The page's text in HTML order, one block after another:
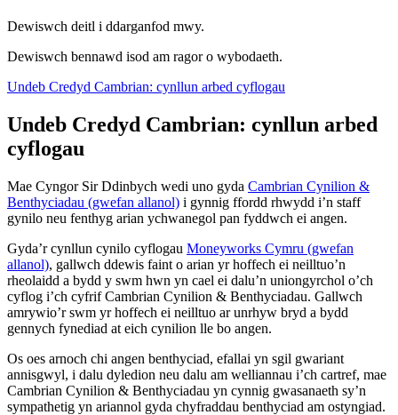
Dewiswch deitl i ddarganfod mwy.
Dewiswch bennawd isod am ragor o wybodaeth.
Undeb Credyd Cambrian: cynllun arbed cyflogau
Undeb Credyd Cambrian: cynllun arbed
cyflogau
Mae Cyngor Sir Ddinbych wedi uno gyda Cambrian Cynilion &
Benthyciadau (gwefan allanol) i gynnig ffordd rhwydd i’n staff
gynilo neu fenthyg arian ychwanegol pan fyddwch ei angen.
Gyda’r cynllun cynilo cyflogau Moneyworks Cymru (gwefan
allanol), gallwch ddewis faint o arian yr hoffech ei neilltuo’n
rheolaidd a bydd y swm hwn yn cael ei dalu’n uniongyrchol o’ch
cyflog i’ch cyfrif Cambrian Cynilion & Benthyciadau. Gallwch
amrywio’r swm yr hoffech ei neilltuo ar unrhyw bryd a bydd
gennych fynediad at eich cynilion lle bo angen.
Os oes arnoch chi angen benthyciad, efallai yn sgil gwariant
annisgwyl, i dalu dyledion neu dalu am welliannau i’ch cartref, mae
Cambrian Cynilion & Benthyciadau yn cynnig gwasanaeth sy’n
sympathetig yn ariannol gyda chyfraddau benthyciad am ostyngiad.